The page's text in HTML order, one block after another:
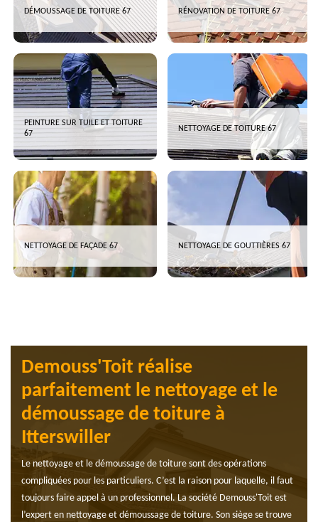
DÉMOUSSAGE DE TOITURE 67 RÉNOVATION DE TOITURE 67
PEINTURE SUR TUILE ET TOITURE
67
NETTOYAGE DE TOITURE 67
NETTOYAGE DE FAÇADE 67 NETTOYAGE DE GOUTTIÈRES 67
Demouss'Toit réalise
parfaitement le nettoyage et le
démoussage de toiture à
Itterswiller
Le nettoyage et le démoussage de toiture sont des opérations
compliquées pour les particuliers. C’est la raison pour laquelle, il faut
toujours faire appel à un professionnel. La société Demouss'Toit est
l’expert en nettoyage et démoussage de toiture. Son siège se trouve